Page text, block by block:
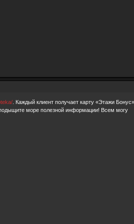
. Каждый клиент получает карту «Этажи
море полезной информации! Всем могу